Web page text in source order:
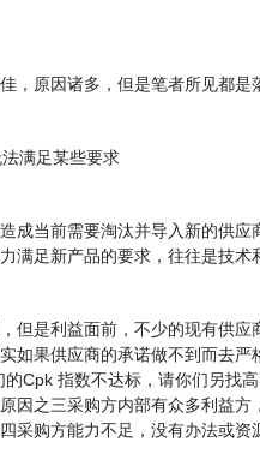
，原因诸多，但是笔者所见都是
满足某些要求
成当前需要淘汰并导入新的供
满足新产品的要求，往往是技
但是利益面前，不少的现有供
如果供应商的承诺做不到而去
的Cpk 指数不达标，请你们另找
因之三采购方内部有众多利益
采购方能力不足，没有办法或资